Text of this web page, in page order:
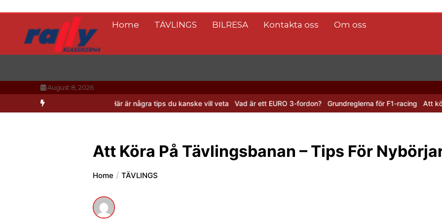
content
Home TÄVLINGS BILRESA Kontakta oss Om oss
August 8, 2026
VM i Tjeckien? Här är några tips du kanske vill veta Vad är ett EURO 3-fordon? Grundreglerna för F1-racing Att köra till
Att Köra På Tävlingsbanan – Tips För
Home TÄVLINGS